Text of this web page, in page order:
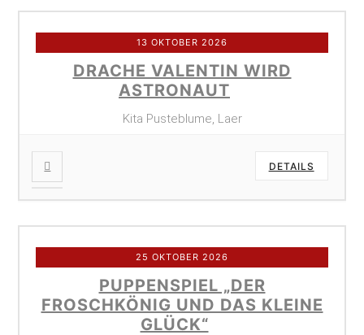
13 OKTOBER 2026
DRACHE VALENTIN WIRD
ASTRONAUT
Kita Pusteblume, Laer
DETAILS
25 OKTOBER 2026
PUPPENSPIEL „DER
FROSCHKÖNIG UND DAS KLEINE
GLÜCK“